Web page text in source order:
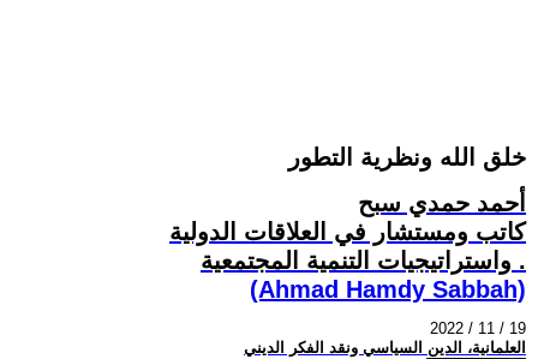
خلق الله ونظرية التطور
أحمد حمدي سبح
كاتب ومستشار في العلاقات الدولية
واستراتيجيات التنمية المجتمعية .
(Ahmad Hamdy Sabbah)
2022 / 11 / 19
العلمانية، الدين السياسي ونقد الفكر الديني